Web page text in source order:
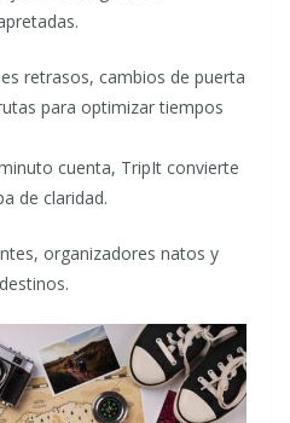
retrasos, cambios de puerta
para optimizar tiempos
cuenta, TripIt convierte
de claridad.
organizadores natos y